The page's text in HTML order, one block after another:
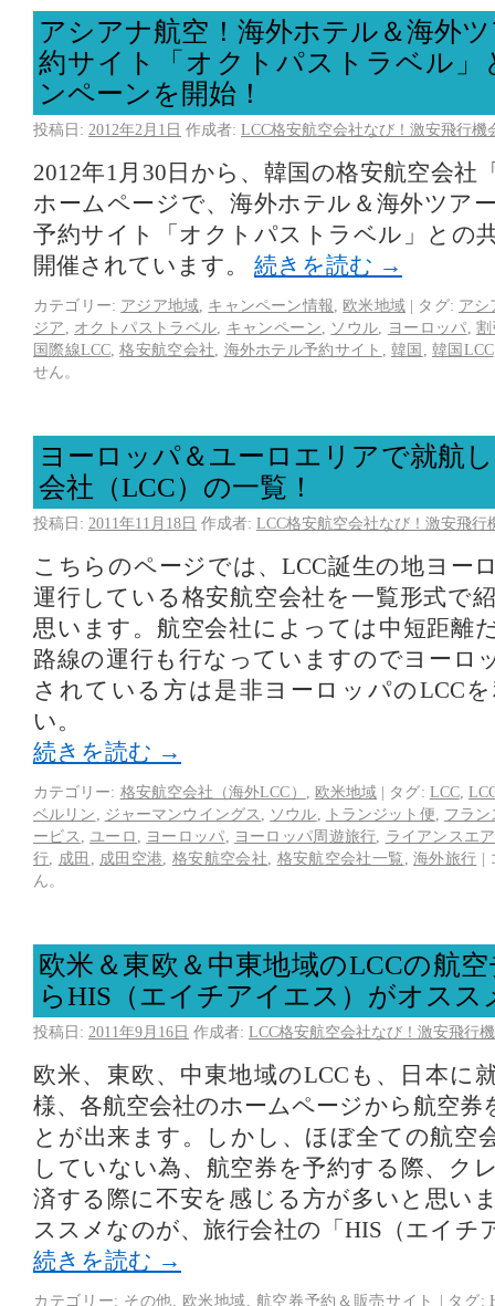
アシアナ航空！海外ホテル＆海外
約サイト「オクトパストラベル」
ンペーンを開始！
投稿日: 2012年2月1日 作成者: LCC格安航空会社なび！激安飛行機
2012年1月30日から、韓国の格安航空会社
ホームページで、海外ホテル＆海外ツア
予約サイト「オクトパストラベル」との
開催されています。 続きを読む →
カテゴリー: アジア地域 キャンペーン情報 欧米地域 | タグ: アシ
ジア
オクトパストラベル キャンペーン ソウル ヨーロッパ 割
国際線LCC,格安航空会社 海外ホテル予約サイト ,韓国
韓国LCC
せん。
ヨーロッパ＆ユーロエリアで就航
会社（LCC）の一覧！
投稿日: 2011年11月18日 作成者: LCC格安航空会社なび！激安飛行
こちらのページでは、LCC誕生の地ヨー
運行している格安航空会社を一覧形式で
思います。航空会社によっては中短距離
路線の運行も行なっていますのでヨーロ
されている方は是非ヨーロッパのLCC
い。
続きを読む →
カテゴリー: 格安航空会社（海外LCC） 欧米地域 | タグ: LCC,
ベルリン
ジャーマンウイングス ソウル トランジット便
フラン
ービス
ユーロ ヨーロッパ ヨーロッパ周遊旅行
ライアンスエ
行
成田 成田空港 格安航空会社 格安航空会社一覧 海外旅行 |
ん。
欧米＆東欧＆中東地域のLCCの航
らHIS（エイチアイエス）がオスス
投稿日: 2011年9月16日 作成者: LCC格安航空会社なび！激安飛行
欧米、東欧、中東地域のLCCも、日本に
様、各航空会社のホームページから航空券
とが出来ます。しかし、ほぼ全ての航空
していない為、航空券を予約する際、ク
済する際に不安を感じる方が多いと思い
ススメなのが、旅行会社の「HIS（エイチ
続きを読む →
カテゴリー: その他 欧米地域 航空券予約＆販売サイト | タグ: